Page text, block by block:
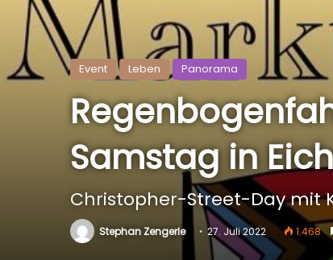
Event Leben Panorama
Samstag in
Christopher-Street-Day mit
Stephan Zengerle 27. Juli 2022 1.468